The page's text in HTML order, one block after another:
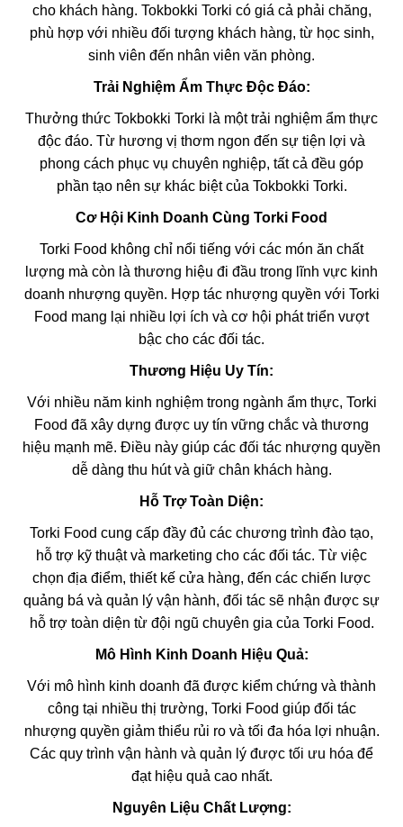
cho khách hàng. Tokbokki Torki có giá cả phải chăng,
phù hợp với nhiều đối tượng khách hàng, từ học sinh,
sinh viên đến nhân viên văn phòng.
Trải Nghiệm Ẩm Thực Độc Đáo:
Thưởng thức Tokbokki Torki là một trải nghiệm ẩm thực
độc đáo. Từ hương vị thơm ngon đến sự tiện lợi và
phong cách phục vụ chuyên nghiệp, tất cả đều góp
phần tạo nên sự khác biệt của Tokbokki Torki.
Cơ Hội Kinh Doanh Cùng Torki Food
Torki Food không chỉ nổi tiếng với các món ăn chất
lượng mà còn là thương hiệu đi đầu trong lĩnh vực kinh
doanh nhượng quyền. Hợp tác nhượng quyền với Torki
Food mang lại nhiều lợi ích và cơ hội phát triển vượt
bậc cho các đối tác.
Thương Hiệu Uy Tín:
Với nhiều năm kinh nghiệm trong ngành ẩm thực, Torki
Food đã xây dựng được uy tín vững chắc và thương
hiệu mạnh mẽ. Điều này giúp các đối tác nhượng quyền
dễ dàng thu hút và giữ chân khách hàng.
Hỗ Trợ Toàn Diện:
Torki Food cung cấp đầy đủ các chương trình đào tạo,
hỗ trợ kỹ thuật và marketing cho các đối tác. Từ việc
chọn địa điểm, thiết kế cửa hàng, đến các chiến lược
quảng bá và quản lý vận hành, đối tác sẽ nhận được sự
hỗ trợ toàn diện từ đội ngũ chuyên gia của Torki Food.
Mô Hình Kinh Doanh Hiệu Quả:
Với mô hình kinh doanh đã được kiểm chứng và thành
công tại nhiều thị trường, Torki Food giúp đối tác
nhượng quyền giảm thiểu rủi ro và tối đa hóa lợi nhuận.
Các quy trình vận hành và quản lý được tối ưu hóa để
đạt hiệu quả cao nhất.
Nguyên Liệu Chất Lượng: